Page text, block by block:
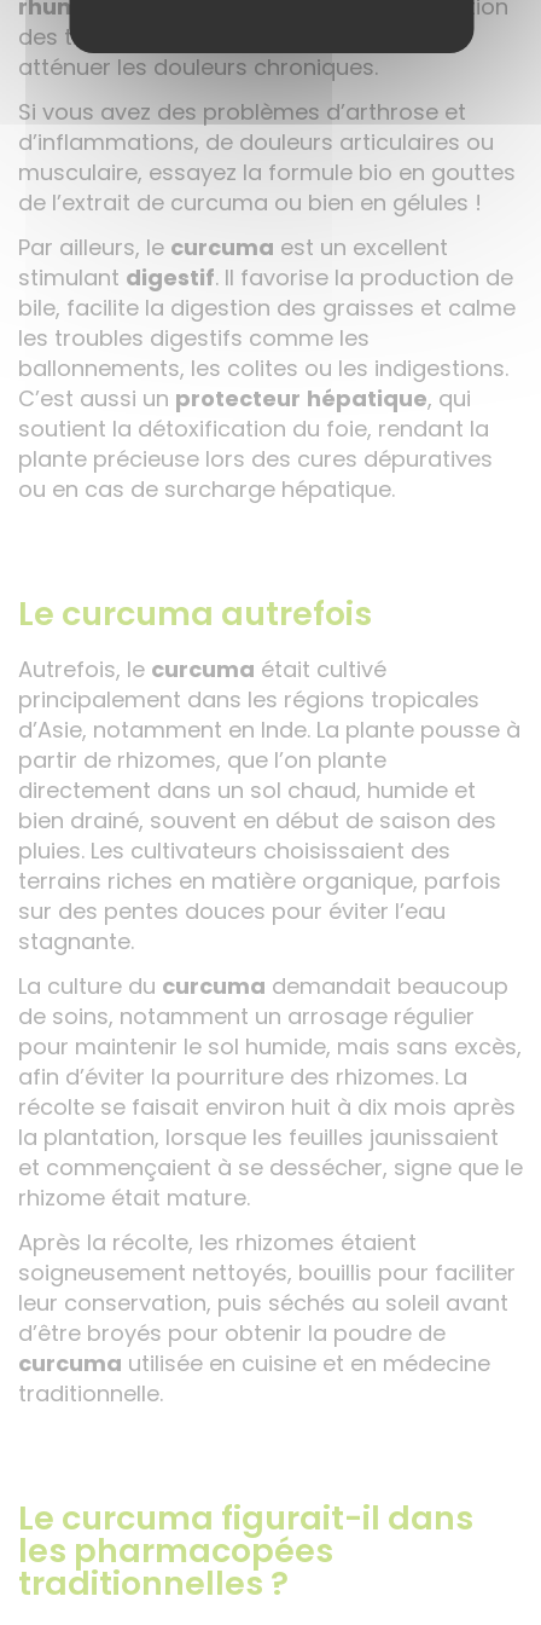
rhumatismes
. Il aide à réduire l’inflammation
des tissus, à améliorer la souplesse et à
atténuer les douleurs chroniques.
Si vous avez des problèmes d’arthrose et
d’inflammations, de douleurs articulaires ou
musculaire, essayez la formule bio en gouttes
de l’extrait de curcuma ou bien en gélules !
Par ailleurs, le curcuma est un excellent
stimulant digestif. Il favorise la production de
bile, facilite la digestion des graisses et calme
les troubles digestifs comme les
ballonnements, les colites ou les indigestions.
C’est aussi un protecteur hépatique, qui
soutient la détoxification du foie, rendant la
plante précieuse lors des cures dépuratives
ou en cas de surcharge hépatique.
Le curcuma autrefois
Autrefois, le curcuma était cultivé
principalement dans les régions tropicales
d’Asie, notamment en Inde. La plante pousse à
partir de rhizomes, que l’on plante
directement dans un sol chaud, humide et
bien drainé, souvent en début de saison des
pluies. Les cultivateurs choisissaient des
terrains riches en matière organique, parfois
sur des pentes douces pour éviter l’eau
stagnante.
La culture du curcuma demandait beaucoup
de soins, notamment un arrosage régulier
pour maintenir le sol humide, mais sans excès,
afin d’éviter la pourriture des rhizomes. La
récolte se faisait environ huit à dix mois après
la plantation, lorsque les feuilles jaunissaient
et commençaient à se dessécher, signe que le
rhizome était mature.
Après la récolte, les rhizomes étaient
soigneusement nettoyés, bouillis pour faciliter
leur conservation, puis séchés au soleil avant
d’être broyés pour obtenir la poudre de
curcuma utilisée en cuisine et en médecine
traditionnelle.
Le curcuma figurait-il dans
les pharmacopées
traditionnelles ?